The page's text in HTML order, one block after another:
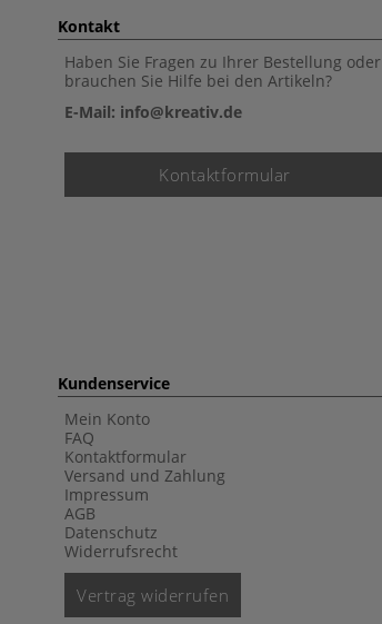
Kontakt
Haben Sie Fragen zu Ihrer Bestellung oder
brauchen Sie Hilfe bei den Artikeln?
E-Mail: info@kreativ.de
Kontaktformular
Kundenservice
Mein Konto
FAQ
Kontaktformular
Versand und Zahlung
Impressum
AGB
Datenschutz
Widerrufsrecht
Vertrag widerrufen